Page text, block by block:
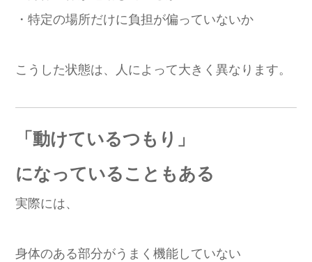
・特定の場所だけに負担が偏っていないか
こうした状態は、人によって大きく異なります。
「動けているつもり」
になっていることもある
実際には、
身体のある部分がうまく機能していない